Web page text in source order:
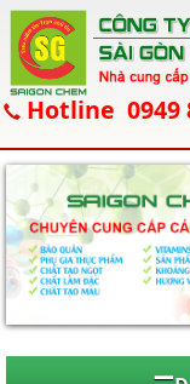
Hotline 0949